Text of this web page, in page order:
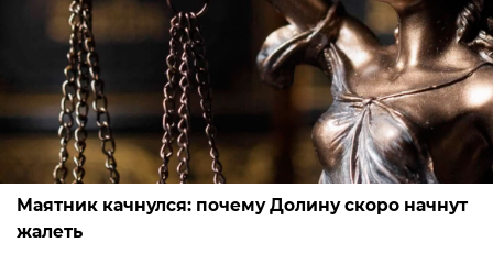
Маятник качнулся: почему Долину скоро начнут
жалеть